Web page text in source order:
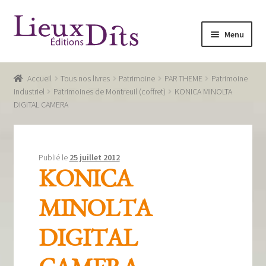
Aller
à
navigation
Aller
au
Menu
Accueil
Commande
Mentions légales / Données personnelles
Recevoir notre newsletter
Accueil Tous nos livres Patrimoine PAR THEME
Patrimoine
industriel
Patrimoines de Montreuil (coffret)
KONICA MINOLTA
DIGITAL CAMERA
Publié le 25 juillet 2012
KONICA
MINOLTA
DIGITAL